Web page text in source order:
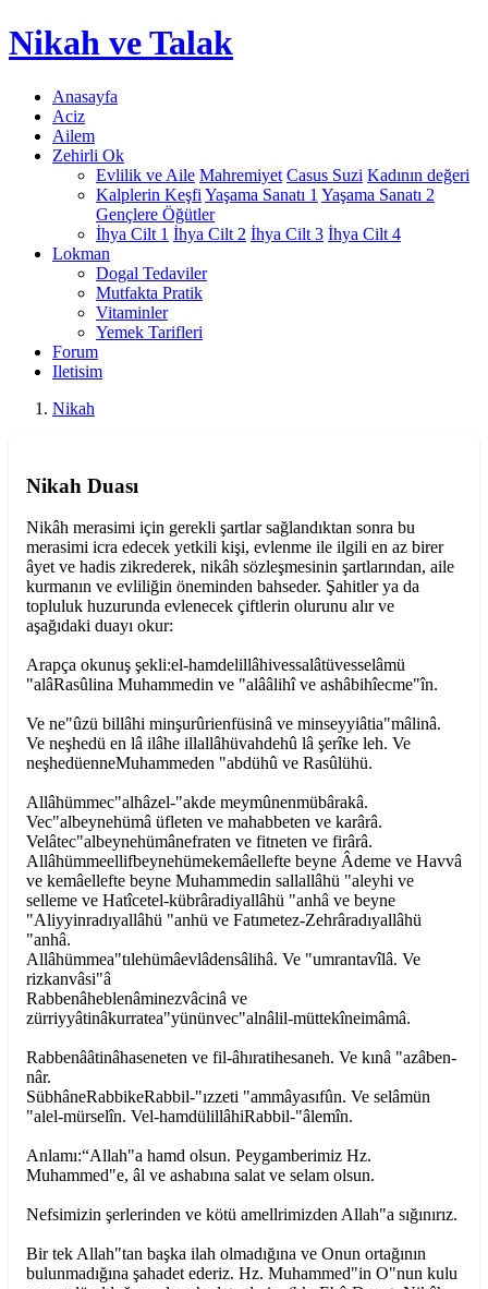
Nikah ve Talak
Anasayfa
Aciz
Ailem
Zehirli Ok
Evlilik ve Aile Mahremiyet Casus Suzi Kadının değeri
Kalplerin Keşfi Yaşama Sanatı 1 Yaşama Sanatı 2
Gençlere Öğütler
İhya Cilt 1 İhya Cilt 2 İhya Cilt 3 İhya Cilt 4
Lokman
Dogal Tedaviler
Mutfakta Pratik
Vitaminler
Yemek Tarifleri
Forum
Iletisim
Nikah
Nikah Duası
Nikâh merasimi için gerekli şartlar sağlandıktan sonra bu
merasimi icra edecek yetkili kişi, evlenme ile ilgili en az birer
âyet ve hadis zikrederek, nikâh sözleşmesinin şartlarından, aile
kurmanın ve evliliğin öneminden bahseder. Şahitler ya da
topluluk huzurunda evlenecek çiftlerin olurunu alır ve
aşağıdaki duayı okur:
Arapça okunuş şekli:el-hamdelillâhivessalâtüvesselâmü
"alâRasûlina Muhammedin ve "alââlihî ve ashâbihîecme"în.
Ve ne"ûzü billâhi minşurûrienfüsinâ ve minseyyiâtia"mâlinâ.
Ve neşhedü en lâ ilâhe illallâhüvahdehû lâ şerîke leh. Ve
neşhedüenneMuhammeden "abdühû ve Rasûlühü.
Allâhümmec"alhâzel-"akde meymûnenmübârakâ.
Vec"albeynehümâ üfleten ve mahabbeten ve karârâ.
Velâtec"albeynehümânefraten ve fitneten ve firârâ.
Allâhümmeellifbeynehümekemâellefte beyne Âdeme ve Havvâ
ve kemâellefte beyne Muhammedin sallallâhü "aleyhi ve
selleme ve Hatîcetel-kübrâradiyallâhü "anhâ ve beyne
"Aliyyinradıyallâhü "anhü ve Fatımetez-Zehrâradıyallâhü
"anhâ.
Allâhümmea"tılehümâevlâdensâlihâ. Ve "umrantavîlâ. Ve
rizkanvâsi"â
Rabbenâheblenâminezvâcinâ ve
zürriyyâtinâkurratea"yününvec"alnâlil-müttekîneimâmâ.
Rabbenââtinâhaseneten ve fil-âhıratihesaneh. Ve kınâ "azâben-
nâr.
SübhâneRabbikeRabbil-"ızzeti "ammâyasıfûn. Ve selâmün
"alel-mürselîn. Vel-hamdülillâhiRabbil-"âlemîn.
Anlamı:“Allah"a hamd olsun. Peygamberimiz Hz.
Muhammed"e, âl ve ashabına salat ve selam olsun.
Nefsimizin şerlerinden ve kötü amellrimizden Allah"a sığınırız.
Bir tek Allah"tan başka ilah olmadığına ve Onun ortağının
bulunmadığına şahadet ederiz. Hz. Muhammed"in O"nun kulu